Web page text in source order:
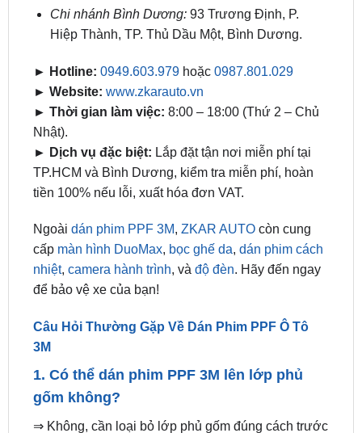
► Hotline: 0949.603.979hoặc0987.801.029
► Thời gian làm việc:8:00 – 18:00 (Thứ 2 – Chủ
Nhật).
► Dịch vụ đặc biệt:Lắp đặt tận nơi miễn phí tại
TP.HCM và Bình Dương, kiểm tra miễn phí, hoàn
tiền 100% nếu lỗi, xuất hóa đơn VAT.
Ngoàidán phim PPF 3M,ZKAR AUTO
nhiệt, camera hành trình, vàđộ đèn . Hãy đến ngay
để bảo vệ xe của bạn!
Câu Hỏi Thường Gặp Về Dán Phim PPF Ô Tô
1. Có thể dán phim PPF 3M lên lớp phủ
gốm không?
⇒ Không, cần loại bỏ lớp phủ gốm đúng cách trước
khi dán. Tuy nhiên, bạn có thể phủ gốm 3M lên
phim PPF. Hãy trao đổi với thợ dán tại ZKar Auto